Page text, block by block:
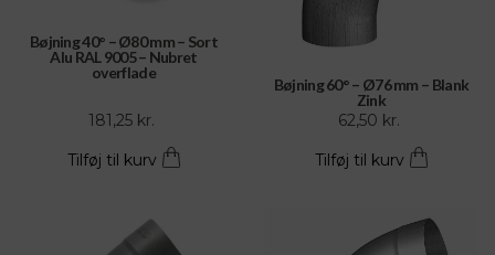
Bøjning 40° – Ø80 mm – Sort
Alu RAL 9005 – Nubret
overflade
181,25 kr.
Tilføj til kurv
Bøjning 60° – Ø76 mm – Blank
Zink
62,50 kr.
Tilføj til kurv